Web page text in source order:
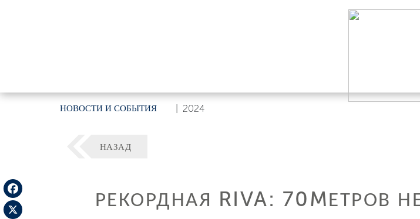
НОВОСТИ И СОБЫТИЯ 2024
Facebook
НАЗАД
РЕКОРДНАЯ RIVA: 70MЕТРОВ